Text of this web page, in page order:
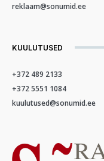
reklaam@sonumid.ee
KUULUTUSED
+372 489 2133
+372 5551 1084
kuulutused@sonumid.ee